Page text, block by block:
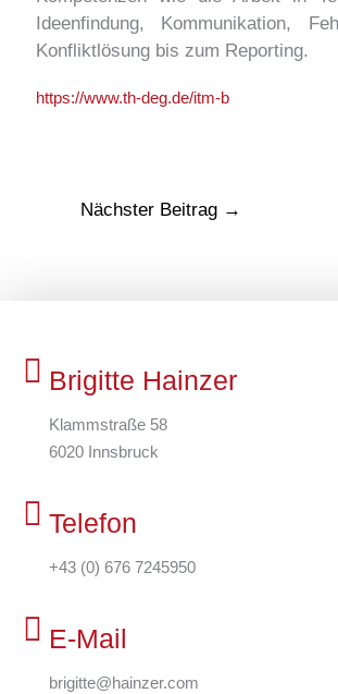
Ideenfindung, Kommunikation,
Konfliktlösung bis zum Reporting.
https://www.th-deg.de/itm-b
Nächster Beitrag →
Brigitte Hainzer
Klammstraße 58
6020 Innsbruck
Telefon
+43 (0) 676 7245950
E-Mail
brigitte@hainzer.com